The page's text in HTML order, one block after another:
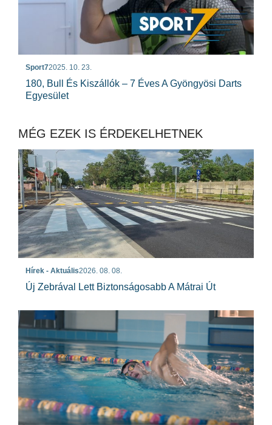
Sport72025. 10. 23.
180, Bull És Kiszállók – 7 Éves A Gyöngyösi Darts
Egyesület
MÉG EZEK IS ÉRDEKELHETNEK
Hírek - Aktuális2026. 08. 08.
Új Zebrával Lett Biztonságosabb A Mátrai Út